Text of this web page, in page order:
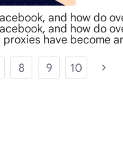
and how do
and how do
have
8 9 10